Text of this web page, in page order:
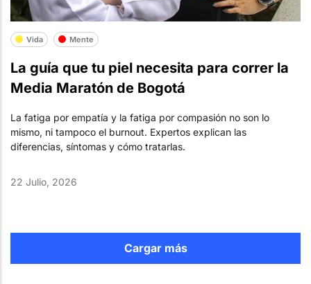
Vida Mente
La guía que tu piel necesita para correr la
Media Maratón de Bogotá
La fatiga por empatía y la fatiga por compasión no son lo
mismo, ni tampoco el burnout. Expertos explican las
diferencias, síntomas y cómo tratarlas.
22 Julio, 2026
Cargar más